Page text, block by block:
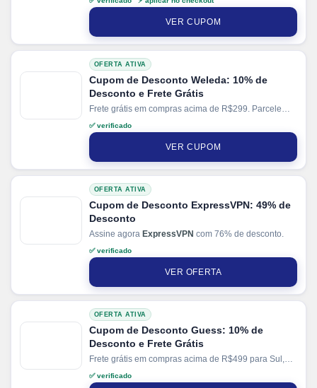
VER CUPOM
OFERTA ATIVA
Cupom de Desconto Weleda: 10% de
Desconto e Frete Grátis
Frete grátis em compras acima de R$299. Parcele
suas compras em até 10x sem juros no cartão. Ganhe
+ 5% de desconto em pagamentos via PIX.
✅ verificado
VER CUPOM
OFERTA ATIVA
Cupom de Desconto ExpressVPN: 49% de
Desconto
Assine agora ExpressVPN com 76% de desconto.
✅ verificado
VER OFERTA
OFERTA ATIVA
Cupom de Desconto Guess: 10% de
Desconto e Frete Grátis
Frete grátis em compras acima de R$499 para Sul,
Sudeste e Centro-Oeste.
✅ verificado